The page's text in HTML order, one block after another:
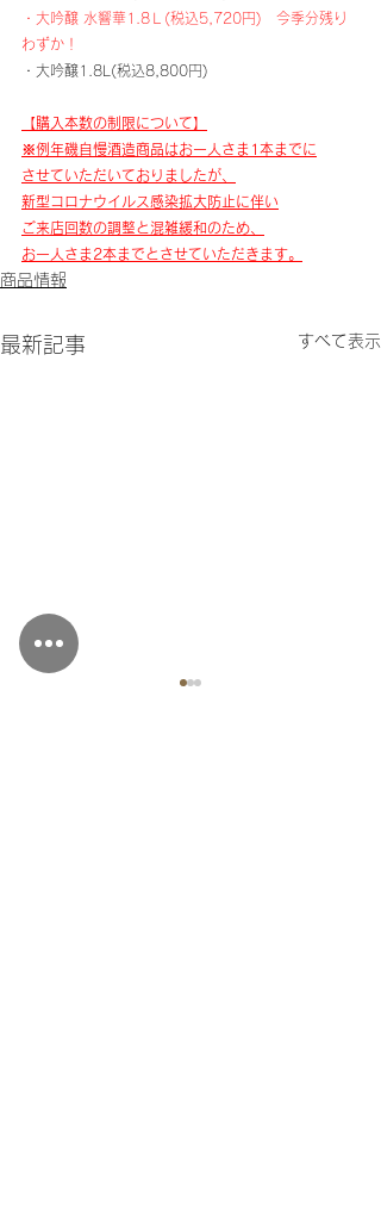
・大吟醸 水響華1.8Ｌ(税込5,720円)　今季分残り
わずか！
・大吟醸1.8L(税込8,800円)
​【購入本数の制限について】
※例年磯自慢酒造商品はお一人さま1本までに
させていただいておりましたが、
​新型コロナウイルス感染拡大防止に伴い
ご来店回数の調整と混雑緩和のため、
お一人さま2本までとさせていただきます。
商品情報
最新記事 すべて表示